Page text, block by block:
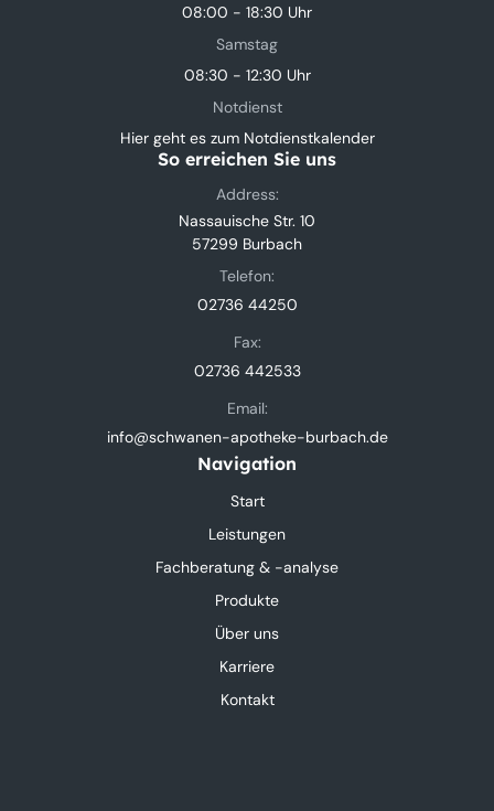
08:00 - 18:30 Uhr
Samstag
08:30 - 12:30 Uhr
Notdienst
Hier geht es zum Notdienstkalender
So erreichen Sie uns
Address:
Nassauische Str. 10
57299 Burbach
Telefon:
02736 44250
Fax:
02736 442533
Email:
info@schwanen-apotheke-burbach.de
Navigation
Start
Leistungen
Fachberatung & -analyse
Produkte
Über uns
Karriere
Kontakt